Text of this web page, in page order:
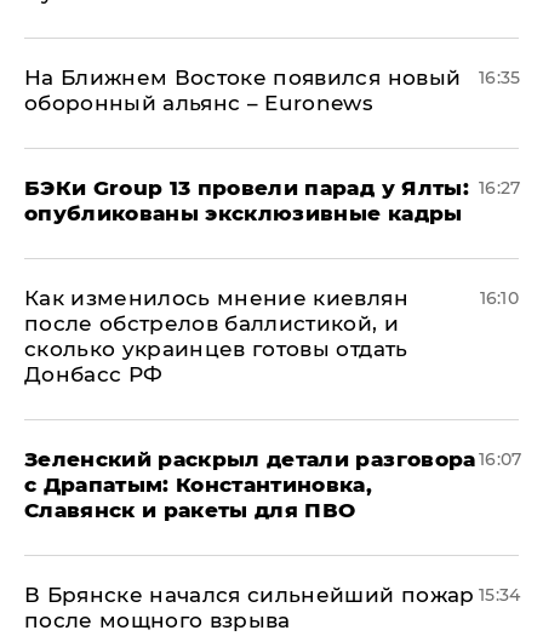
На Ближнем Востоке появился новый
оборонный альянс – Euronews
16:35
​БЭКи Group 13 провели парад у Ялты:
опубликованы эксклюзивные кадры
16:27
Как изменилось мнение киевлян
после обстрелов баллистикой, и
сколько украинцев готовы отдать
Донбасс РФ
16:10
​Зеленский раскрыл детали разговора
с Драпатым: Константиновка,
Славянск и ракеты для ПВО
16:07
В Брянске начался сильнейший пожар
после мощного взрыва
15:34